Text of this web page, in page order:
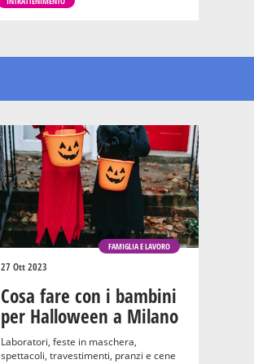
FAMIGLIA E LAVORO
27 Ott 2023
Cosa fare con i bambini
per Halloween a Milano
Laboratori, feste in maschera,
spettacoli, travestimenti, pranzi e cene